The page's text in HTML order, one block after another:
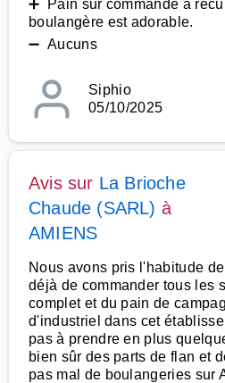
➕ Pain sur commande à
boulangère est adorable.
➖ Aucuns
Siphio
05/10/2025
Avis sur La Brioche
Chaude (SARL) à
AMIENS
Nous avons pris l'habitude
déjà de commander tous les
complet et du pain de
d'industriel dans cet
pas à prendre en plus
bien sûr des parts de flan et
pas mal de boulangeries sur